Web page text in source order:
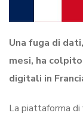
Una fuga di
mesi, ha
digitali in
La piattaforma